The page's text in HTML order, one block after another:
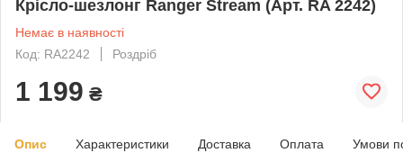
Крісло-шезлонг Ranger Stream (Арт. RA 2242)
Немає в наявності
Код: RA2242
Роздріб
1 199 ₴
Опис Характеристики Доставка Оплата Умови